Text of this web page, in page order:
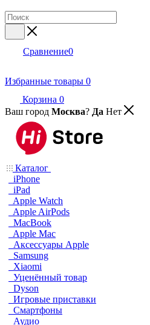
Сравнение0
Избранные товары 0
Корзина 0
Ваш город Москва? Да Нет
Каталог
iPhone
iPad
Apple Watch
Apple AirPods
MacBook
Apple Mac
Аксессуары Apple
Samsung
Xiaomi
Уценённый товар
Dyson
Игровые приставки
Смартфоны
Аудио